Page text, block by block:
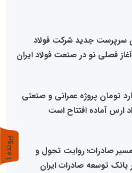
سرپرست جدید شرکت فولاد
فصلی نو در صنعت فولاد ایران
تومان پروژه عمرانی و صنعتی
ارس آماده افتتاح است
مسیر صادرات؛ روایت تحول و
توسعه صادرات ایران
پ
ر
و
ن
د
ه
1